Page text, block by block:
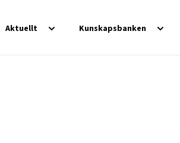
Aktuellt Kunskapsbanken